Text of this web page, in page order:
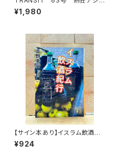
の秘境へ
¥1,980
【サイン本あり】イスラム飲酒紀
行
¥924